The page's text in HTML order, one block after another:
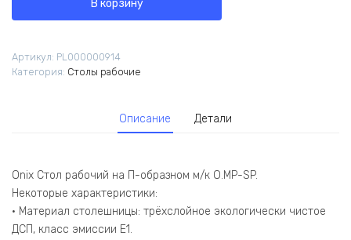
П-
образном
Белый
Бриллиант/
Металл
Белый
В корзину
Артикул: PL000000914
Категория: Столы рабочие
Описание Детали
Onix Стол рабочий на П-образном м/к O.MP-SP.
Некоторые характеристики:
• Материал столешницы: трёхслойное экологически чистое
ДСП, класс эмиссии Е1.